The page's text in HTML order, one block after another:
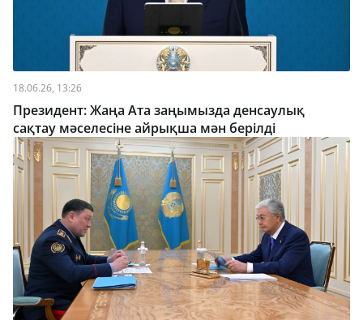
18.06.26, 13:26
Президент: Жаңа Ата заңымызда денсаулық
сақтау мәселесіне айрықша мән берілді